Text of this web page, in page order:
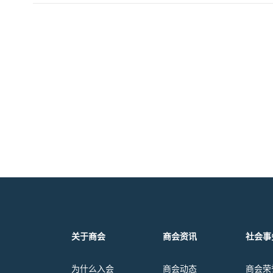
关于商会
为什么入会
商会资讯
商会动态
社会事
商会荣